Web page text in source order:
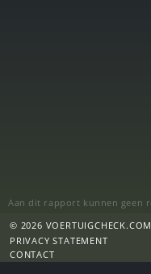
Aan dit rapport kunnen geen
© 2026 VOERTUIGCHECK.COM
PRIVACY STATEMENT
CONTACT